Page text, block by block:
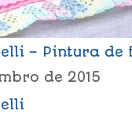
– Pintura de
de 2015